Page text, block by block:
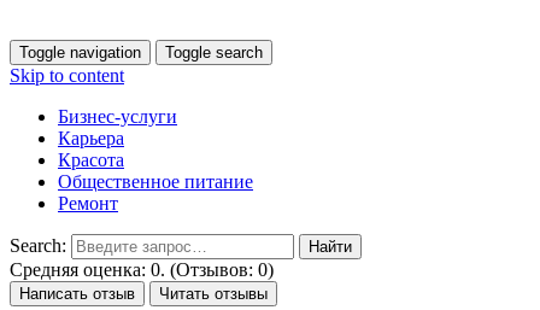
Toggle navigation Toggle search
Skip to content
Бизнес-услуги
Карьера
Красота
Общественное питание
Ремонт
Search:
Средняя оценка: 0. (Отзывов: 0)
Написать отзыв Читать отзывы